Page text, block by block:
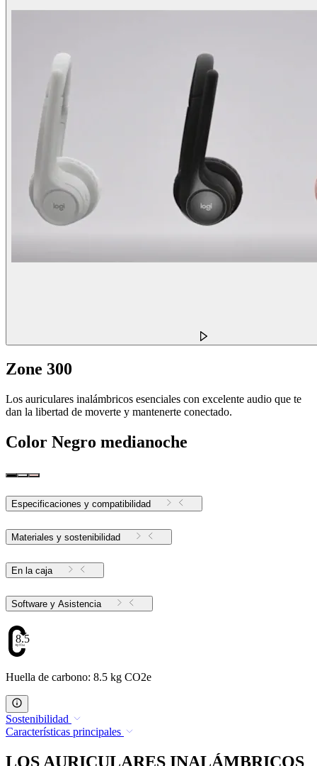
Zone 300
Los auriculares inalámbricos esenciales con excelente audio que te
dan la libertad de moverte y mantenerte conectado.
Color Negro medianoche
Especificaciones y compatibilidad
Materiales y sostenibilidad
En la caja
Software y Asistencia
8.5
Huella de carbono: 8.5 kg CO2e
Sostenibilidad
Características principales
LOS AURICULARES INALÁMBRICOS